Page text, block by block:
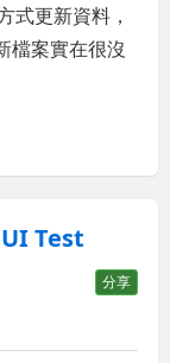
式更新資料，
檔案實在很沒
Test
分享